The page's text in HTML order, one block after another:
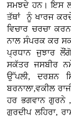
ਸਮਝਦੇ ਹਨ। ਇਸ
ਤੱਥਾਂ ਨੂੰ ਖਾਰਜ
ਵਿਚਾਰ ਚਰਚਾ
ਨਾਲ ਸੰਪਰਕ ਕਰ
ਪ੍ਰਧਾਨ ਜੁਝਾਰ
ਸਕੱਤਰ ਜਸਬੀਰ
ਉੱਪਲੀ, ਦਰਸ਼ਨ
ਬਰਨਾਲਾ,ਵਕੀਲ
ਹਰ ਭਗਵਾਨ ਗੁਰਨੇ
ਗੁਰਦੀਪ ਲਹਿਰਾ,